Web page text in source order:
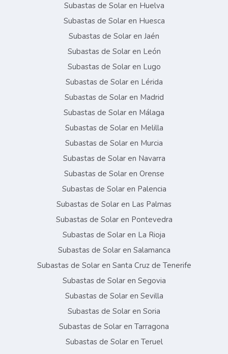
Subastas de Solar en Huelva
Subastas de Solar en Huesca
Subastas de Solar en Jaén
Subastas de Solar en León
Subastas de Solar en Lugo
Subastas de Solar en Lérida
Subastas de Solar en Madrid
Subastas de Solar en Málaga
Subastas de Solar en Melilla
Subastas de Solar en Murcia
Subastas de Solar en Navarra
Subastas de Solar en Orense
Subastas de Solar en Palencia
Subastas de Solar en Las Palmas
Subastas de Solar en Pontevedra
Subastas de Solar en La Rioja
Subastas de Solar en Salamanca
Subastas de Solar en Santa Cruz de Tenerife
Subastas de Solar en Segovia
Subastas de Solar en Sevilla
Subastas de Solar en Soria
Subastas de Solar en Tarragona
Subastas de Solar en Teruel